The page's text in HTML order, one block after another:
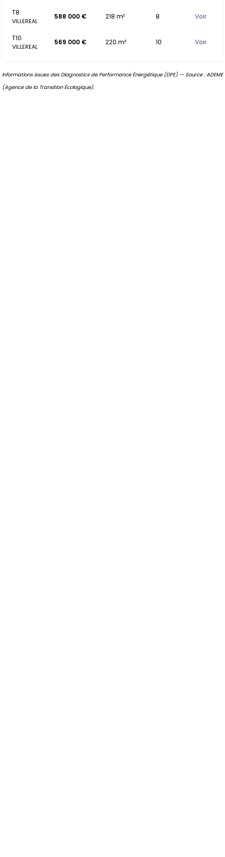
T8
VILLEREAL
588 000 € 218 m² 8 Voir
T10
VILLEREAL
569 000 € 220 m² 10 Voir
Informations issues des Diagnostics de Performance Énergétique (DPE) — Source : ADEME
(Agence de la Transition Écologique).